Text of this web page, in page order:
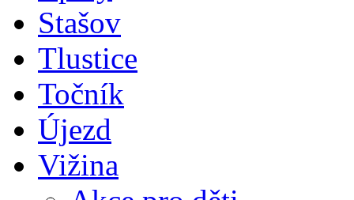
Stašov
Tlustice
Točník
Újezd
Vižina